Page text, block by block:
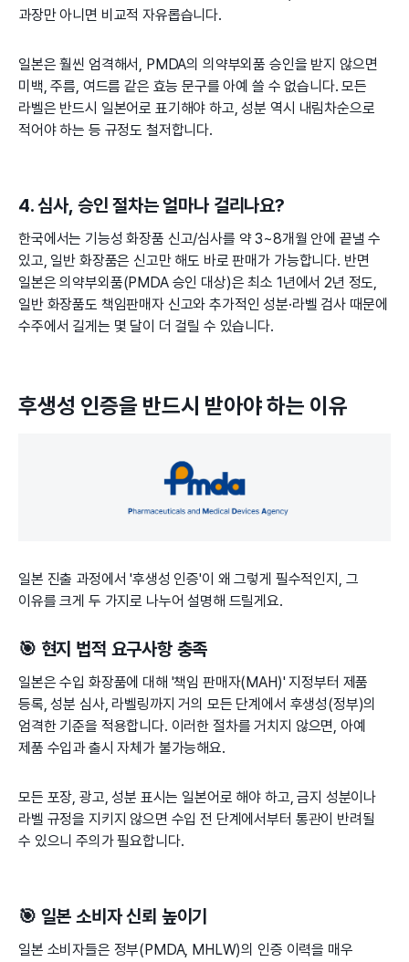
과장만 아니면 비교적 자유롭습니다.
일본은 훨씬 엄격해서, PMDA의 의약부외품 승인을 받지 않으면
미백, 주름, 여드름 같은 효능 문구를 아예 쓸 수 없습니다. 모든
라벨은 반드시 일본어로 표기해야 하고, 성분 역시 내림차순으로
적어야 하는 등 규정도 철저합니다.
4. 심사, 승인 절차는 얼마나 걸리나요?
한국에서는 기능성 화장품 신고/심사를 약 3~8개월 안에 끝낼 수
있고, 일반 화장품은 신고만 해도 바로 판매가 가능합니다. 반면
일본은 의약부외품(PMDA 승인 대상)은 최소 1년에서 2년 정도,
일반 화장품도 책임판매자 신고와 추가적인 성분·라벨 검사 때문에
수주에서 길게는 몇 달이 더 걸릴 수 있습니다.
후생성 인증을 반드시 받아야 하는 이유
일본 진출 과정에서 '후생성 인증'이 왜 그렇게 필수적인지, 그
이유를 크게 두 가지로 나누어 설명해 드릴게요.
🎯 현지 법적 요구사항 충족
일본은 수입 화장품에 대해 '책임 판매자(MAH)' 지정부터 제품
등록, 성분 심사, 라벨링까지 거의 모든 단계에서 후생성(정부)의
엄격한 기준을 적용합니다. 이러한 절차를 거치지 않으면, 아예
제품 수입과 출시 자체가 불가능해요.
모든 포장, 광고, 성분 표시는 일본어로 해야 하고, 금지 성분이나
라벨 규정을 지키지 않으면 수입 전 단계에서부터 통관이 반려될
수 있으니 주의가 필요합니다.
🎯 일본 소비자 신뢰 높이기
일본 소비자들은 정부(PMDA, MHLW)의 인증 이력을 매우